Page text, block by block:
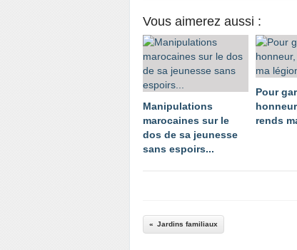
Vous aimerez aussi :
Manipulations
marocaines sur le
dos de sa jeunesse
sans espoirs...
Pour
rends
Jardins familiaux